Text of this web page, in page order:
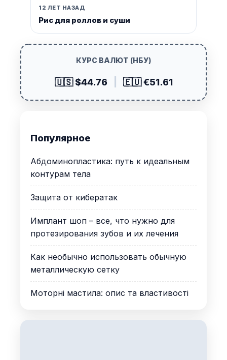
12 ЛЕТ НАЗАД
Рис для роллов и суши
КУРС ВАЛЮТ (НБУ)
🇺🇸 $44.76 🇪🇺 €51.61
Популярное
Абдоминопластика: путь к идеальным
контурам тела
Защита от кибератак
Имплант шоп – все, что нужно для
протезирования зубов и их лечения
Как необычно использовать обычную
металлическую сетку
Моторні мастила: опис та властивості